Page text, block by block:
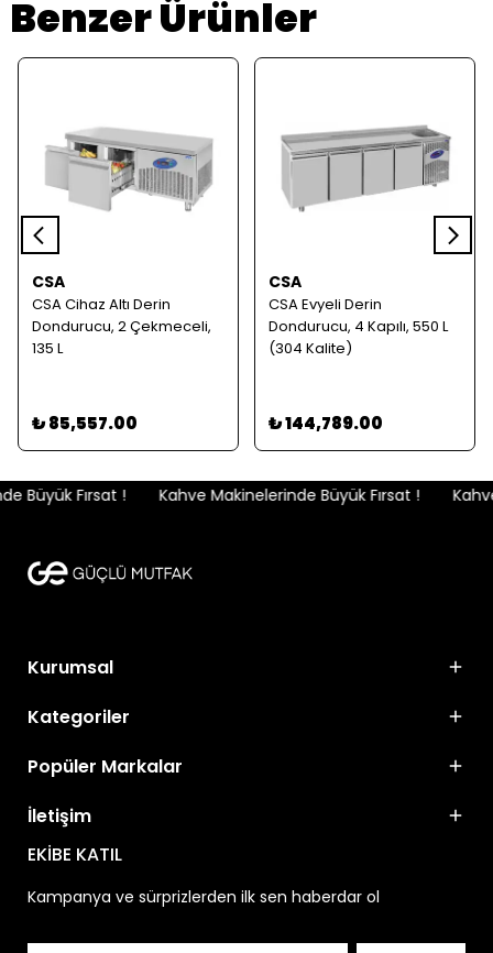
Benzer Ürünler
CSA
CSA Cihaz Altı Derin
Dondurucu, 2 Çekmeceli,
135 L
₺ 85,557.00
CSA
CSA Evyeli Derin
Dondurucu, 4 Kapılı, 550 L
(304 Kalite)
₺ 144,789.00
Büyük Fırsat ! Kahve Makinelerinde Büyük Fırsat !
Kurumsal
Kategoriler
Popüler Markalar
İletişim
EKİBE KATIL
Kampanya ve sürprizlerden ilk sen haberdar ol